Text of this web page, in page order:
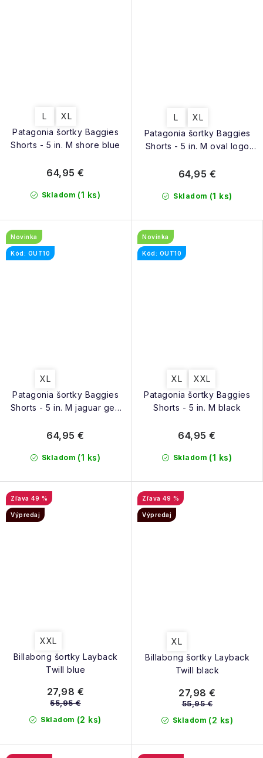
Patagonia šortky Baggies
Shorts - 5 in. M shore blue
L XL
Skladom (1 ks)
64,95 €
Patagonia šortky Baggies
Shorts - 5 in. M oval logo
L XL
Skladom (1 ks)
64,95 €
Patagonia šortky Baggies
Shorts - 5 in. M jaguar geo
Novinka
Kód: OUT10
XL
Skladom (1 ks)
64,95 €
Patagonia šortky Baggies
Shorts - 5 in. M black
Novinka
Kód: OUT10
XL XXL
Skladom (1 ks)
64,95 €
Billabong šortky Layback
Twill blue
49 %
Výpredaj
XXL
Skladom (2 ks)
27,98 €
55,95 €
Billabong šortky Layback
Twill black
49 %
Výpredaj
XL
Skladom (2 ks)
27,98 €
55,95 €